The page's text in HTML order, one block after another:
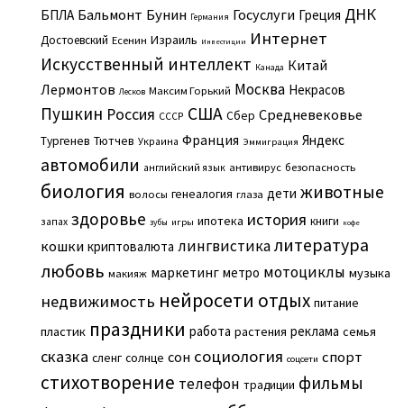
БПЛА Бальмонт Бунин Германия Госуслуги Греция ДНК
Достоевский Есенин Израиль Инвестиции Интернет
Искусственный интеллект Канада Китай
Лермонтов Лесков Максим Горький Москва Некрасов
Пушкин Россия СССР США Сбер Средневековье
Тургенев Тютчев Украина Франция Эммиграция Яндекс
автомобили английский язык антивирус безопасность
биология волосы генеалогия глаза дети животные
запах здоровье зубы игры ипотека история книги кофе
кошки криптовалюта лингвистикалитература
любовь макияж маркетинг метро мотоциклы музыка
недвижимость нейросети отдых питание
пластик праздники работа растения реклама семья
сказка сленг солнце сон социология соцсети спорт
стихотворение телефон традиции фильмы